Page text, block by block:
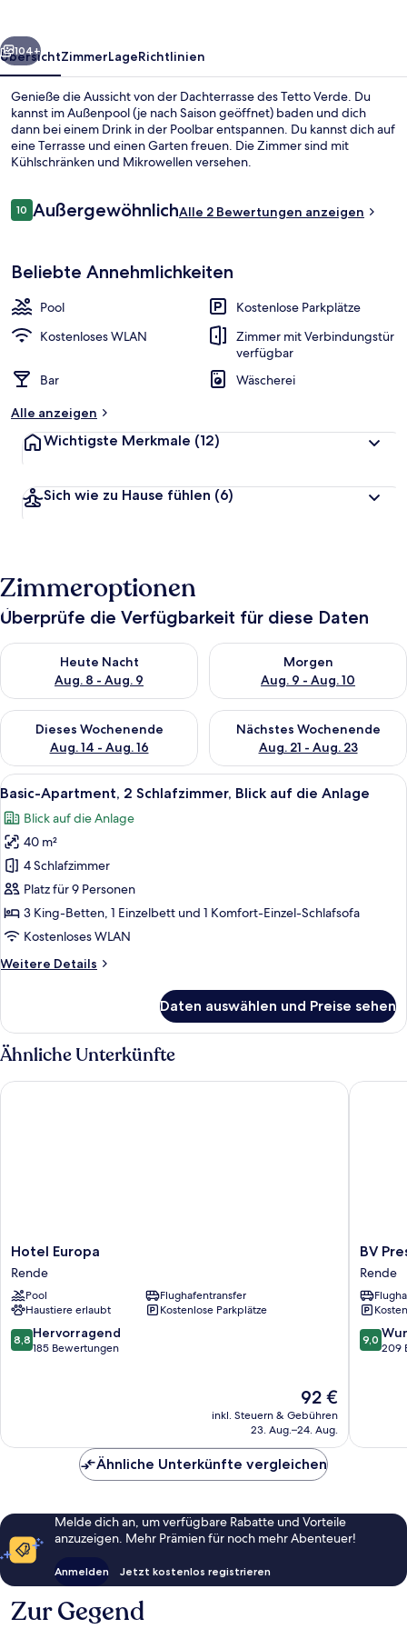
Weiter
104+
ÜbersichtZimmerLageRichtlinien
Genieße die Aussicht von der Dachterrasse des Tetto Verde. Du
kannst im Außenpool (je nach Saison geöffnet) baden und dich
dann bei einem Drink in der Poolbar entspannen. Du kannst dich auf
eine Terrasse und einen Garten freuen. Die Zimmer sind mit
Kühlschränken und Mikrowellen versehen.
Bewertungen
1010 von 10.
AußergewöhnlichAlle 2 Bewertungen anzeigen
Beliebte Annehmlichkeiten
Pool
Kostenlose Parkplätze
Kostenloses WLAN
Zimmer mit Verbindungstür
verfügbar
Bar
Wäscherei
Alle anzeigen
Wichtigste Merkmale (12)
Sich wie zu Hause fühlen (6)
Zimmeroptionen
Überprüfe die Verfügbarkeit für diese Daten
Heute Nacht
Aug. 8 - Aug. 9
Überprüfe die Verfügbarkeit für heute Nacht, Aug. 8 - Aug. 9.
Morgen
Aug. 9 - Aug. 10
Überprüfe die Verfügbarkeit
Dieses Wochenende
Aug. 14 - Aug. 16
Überprüfe die Verfügbarkeit für dieses Wochenende, Aug. 14
Nächstes Wochenende
Aug. 21 - Aug. 23
Überprüfe die Verfügbarkeit
Alle
Fotos
für
Basic-
Apartment,
2 Schlafzimmer,
Blick
auf
Anlage
Ein Schlafzimmer mit Holztür,
9
Basic-Apartment, 2 Schlafzimmer, Blick auf die Anlage
Blick auf die Anlage
40 m²
4 Schlafzimmer
Platz für 9 Personen
3 King-Betten, 1 Einzelbett und 1 Komfort-Einzel-Schlafsofa
Kostenloses WLAN
Weitere Details
Weitere
Apartment,
2 Schlafzimmer,
Blick
auf
die
Daten auswählen und Preise sehen
Ähnliche Unterkünfte
Hotel
Europa
Rende
Hotel Europa
Rende
Pool
Flughafentransfer
Haustiere erlaubt
Kostenlose Parkplätze
8.8
von
8,8 Hervorragend
185 Bewertungen
Der
Preis
beträgt
92 €
inkl. Steuern & Gebühren
23. Aug.–24. Aug.
Hotel Europa
BV
Hotel
Rende
BV
Rende
9.0
von
9,0
209
BV
Ähnliche Unterkünfte vergleichen
Melde dich an, um verfügbare Rabatte und Vorteile
anzuzeigen. Mehr Prämien für noch mehr Abenteuer!
Anmelden Jetzt kostenlos registrieren
Zur Gegend